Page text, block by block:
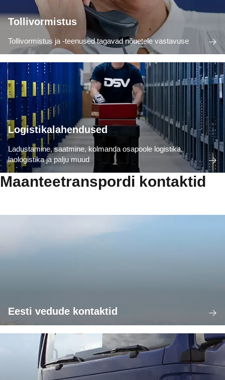
Tollivormistus
Tollivormistus ja -teenused tagavad nõuetele vastavuse
Logistikalahendused
Ladustamine, saatmine, kolmanda osapoole logistika,
laologistika ja palju muud
Maanteetranspordi kontaktid
Eesti vedude kontaktid